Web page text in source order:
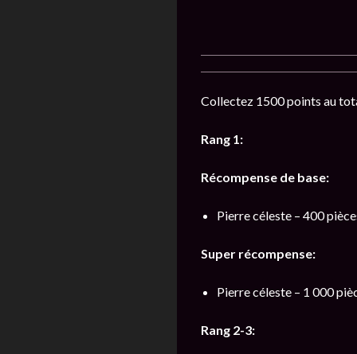
Collectez 1500 points au
Rang 1:
Récompense de base:
Pierre céleste – 400
Super récompense:
Pierre céleste – 1 000
Rang 2-3: